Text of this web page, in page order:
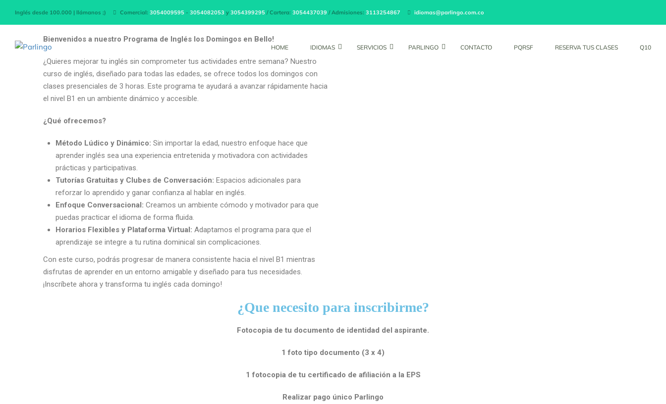
Inglés desde 100.000 | llámanos ;) Comercial: 3054009595 - 3054082053 y 3054399295 / Cartera: 3054437039 / Admisiones: 3113254867 idiomas@parlingo.com.co
HOME IDIOMAS SERVICIOS PARLINGO CONTACTO PQRSF RESERVA TUS CLASES Q10
Programa de Inglés los domingos
Bienvenidos a nuestro Programa de Inglés los Domingos en Bello!
¿Quieres mejorar tu inglés sin comprometer tus actividades entre semana? Nuestro
curso de inglés, diseñado para todas las edades, se ofrece todos los domingos con
clases presenciales de 3 horas. Este programa te ayudará a avanzar rápidamente hacia
el nivel B1 en un ambiente dinámico y accesible.
¿Qué ofrecemos?
Método Lúdico y Dinámico: Sin importar la edad, nuestro enfoque hace que
aprender inglés sea una experiencia entretenida y motivadora con actividades
prácticas y participativas.
Tutorías Gratuitas y Clubes de Conversación: Espacios adicionales para
reforzar lo aprendido y ganar confianza al hablar en inglés.
Enfoque Conversacional: Creamos un ambiente cómodo y motivador para que
puedas practicar el idioma de forma fluida.
Horarios Flexibles y Plataforma Virtual: Adaptamos el programa para que el
aprendizaje se integre a tu rutina dominical sin complicaciones.
Con este curso, podrás progresar de manera consistente hacia el nivel B1 mientras
disfrutas de aprender en un entorno amigable y diseñado para tus necesidades.
¡Inscríbete ahora y transforma tu inglés cada domingo!
¿Que necesito para inscribirme?
Fotocopia de tu documento de identidad del aspirante.
1 foto tipo documento (3 x 4)
1 fotocopia de tu certificado de afiliación a la EPS
Realizar pago único Parlingo